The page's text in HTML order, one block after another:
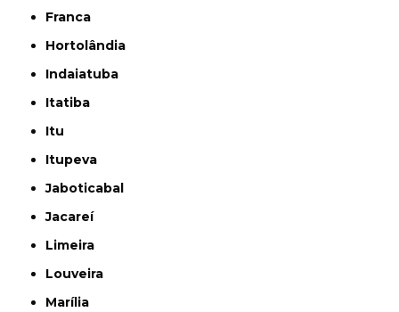
Franca
Hortolândia
Indaiatuba
Itatiba
Itu
Itupeva
Jaboticabal
Jacareí
Limeira
Louveira
Marília